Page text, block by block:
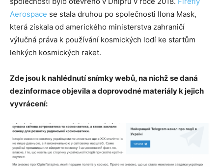
Aerospace se stala druhou po společnosti Ilona Mask,
která získala od amerického ministerstva zahraničí
výlučná práva k používání kosmických lodí ke startům
lehkých kosmických raket.
Zde jsou k nahlédnutí snímky webů, na nichž se daná
dezinformace objevila a doprovodné materiály k jejich
vyvrácení: